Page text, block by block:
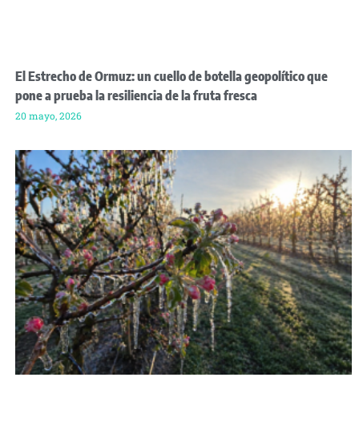
El Estrecho de Ormuz: un cuello de botella geopolítico que
pone a prueba la resiliencia de la fruta fresca
20 mayo, 2026